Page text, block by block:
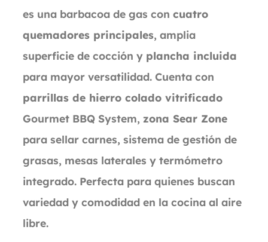
es una barbacoa de gas con cuatro
quemadores principales, amplia
superficie de cocción y plancha incluida
para mayor versatilidad. Cuenta con
parrillas de hierro colado vitrificado
Gourmet BBQ System, zona Sear Zone
para sellar carnes, sistema de gestión de
grasas, mesas laterales y termómetro
integrado. Perfecta para quienes buscan
variedad y comodidad en la cocina al aire
libre.